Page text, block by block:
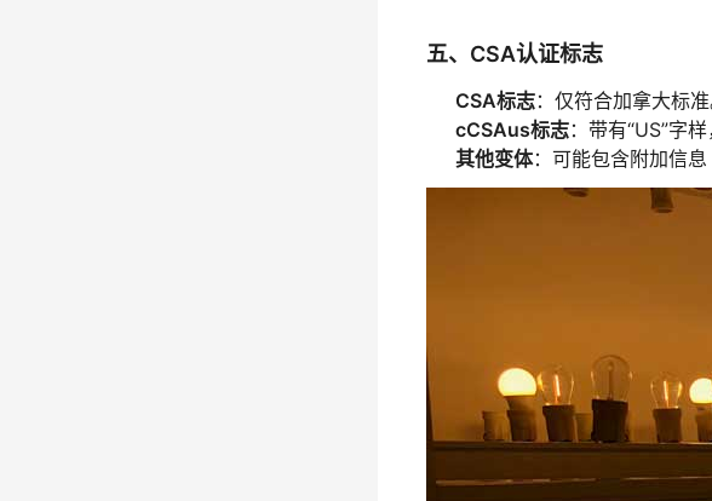
五、CSA认证标志
CSA标志：仅符合加拿大标准
cCSAus标志：带有“US”字
其他变体：可能包含附加信息